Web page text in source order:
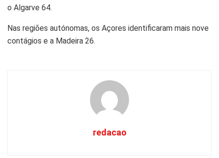
o Algarve 64.
Nas regiões autónomas, os Açores identificaram mais nove
contágios e a Madeira 26.
redacao